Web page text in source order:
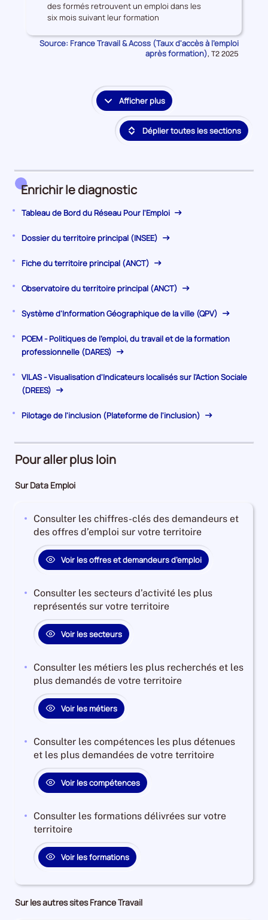
Accès
à
l'emploi
après
des formés retrouvent un emploi dans les
six mois suivant leur formation
Source: France Travail & Acoss (Taux d'accès à l'emploi
après formation), Données
T2 2025
Afficher plus
le
détail
des
accès
à
l'emploi
Déplier toutes les sections
Enrichir le diagnostic
Tableau de Bord du Réseau Pour l'Emploi
Dossier du territoire principal (INSEE)
Fiche du territoire principal (ANCT)
Observatoire du territoire principal (ANCT)
Système d'Information Géographique de la ville (QPV)
POEM - Politiques de l'emploi, du travail et de la formation
professionnelle (DARES)
VILAS - Visualisation d'Indicateurs localisés sur l'Action Sociale
(DREES)
Pilotage de l'inclusion (Plateforme de l'inclusion)
Pour aller plus loin
Sur Data Emploi
Consulter les chiffres-clés des demandeurs et
des offres d’emploi sur votre territoire
Voir les offres et demandeurs d’emploi
Consulter les secteurs d’activité les plus
représentés sur votre territoire
Voir les secteurs
Consulter les métiers les plus recherchés et les
plus demandés de votre territoire
Voir les métiers
Consulter les compétences les plus détenues
et les plus demandées de votre territoire
Voir les compétences
Consulter les formations délivrées sur votre
territoire
Voir les formations
Sur les autres sites France Travail